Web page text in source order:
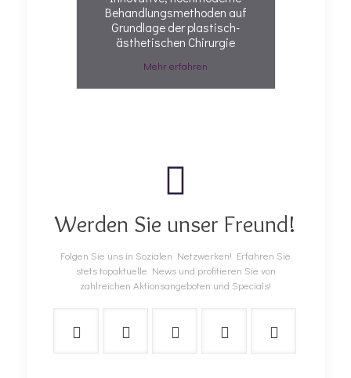
Behandlungsmethoden auf
Grundlage der plastisch-
ästhetischen Chirurgie
Mehr erfahren
Werden Sie unser Freund!
Folgen Sie uns in Sozialen Netzwerken! Erfahren Sie
stets topaktuelle News und profitieren Sie von
zahlreichen Aktionsangeboten und Specials!